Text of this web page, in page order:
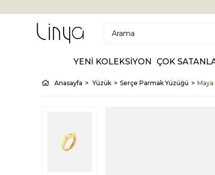
YENİ KOLEKSİYON ÇOK
Anasayfa Yüzük Serçe Parmak Yüzüğü